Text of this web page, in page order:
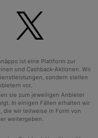
ist eine Plattform zur
und Cashback-Aktionen. Wir
sondern stellen
vor.
sie zum jeweiligen Anbieter
In einigen Fällen erhalten wir
die wir teilweise in Form von
weitergeben.